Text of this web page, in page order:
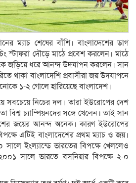
ম্যাচ শেষের বাঁশি। বাংলাদেশের ডাগ
দৌড়ে মাঠে প্রবেশ করলেন। মাঠে
জড়িয়ে ধরে আনন্দ উদযাপন করলেন। সান
থাকা বাংলাদেশি প্রবাসীরা জয় উদযাপনে
১-২ গোলে হারিয়েছে বাংলাদেশ।
সবচেয়ে নিচের দল। তারা ইউরোপের দেশ
বিশ্ব চ্যাম্পিয়নদের সঙ্গে খেলেন। তাই সান
জয়ের আনন্দ অনেক। কারণ ইউরোপের
এটিই বাংলাদেশের প্রথম ম্যাচ ও জয়।
ইংল্যান্ডে ভারতের বিপক্ষে খেললেও
সালে ভারতে বসনিয়ার বিপক্ষে ২-০